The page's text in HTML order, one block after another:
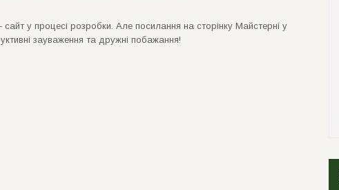
у процесі розробки. Але посилання на сторінку Майстерні у
зауваження та дружнi побажання!